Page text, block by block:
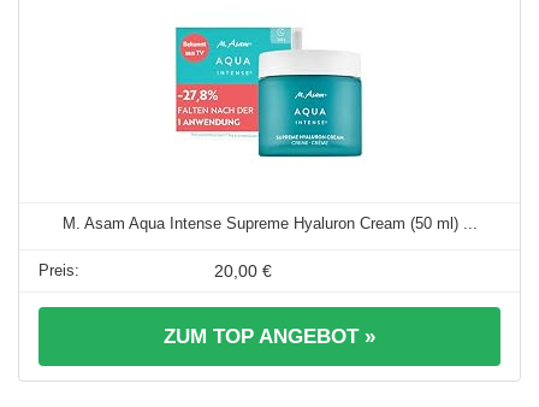
M. Asam Aqua Intense Supreme Hyaluron Cream (50 ml) ...
20,00 €
ZUM TOP ANGEBOT »